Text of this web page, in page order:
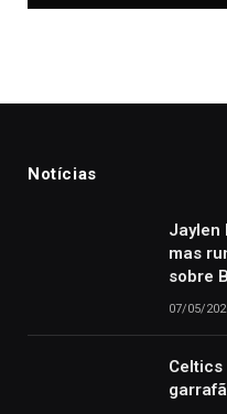
Notícias
Jaylen
mas
sobre
07/05/